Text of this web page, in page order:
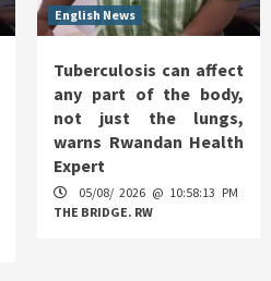
English News
Tuberculosis can affect
any part of the body,
not just the lungs,
warns Rwandan Health
Expert
05/08/ 2026 @ 10:58:13 PM
THE BRIDGE. RW